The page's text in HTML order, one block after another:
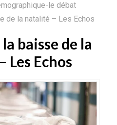
le débat
de la natalité – Les Echos
la baisse de la
Les Echos